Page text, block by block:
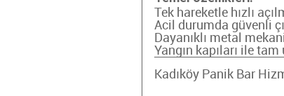
Tek hareketle hızlı
Acil durumda güvenli
Dayanıklı metal
Yangın kapıları ile tam
Kadıköy Panik Bar